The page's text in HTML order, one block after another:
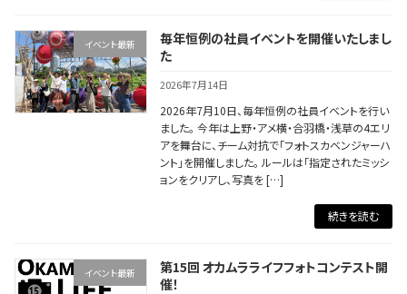
イベント最新
毎年恒例の社員イベントを開催いたしまし
た
2026年7月14日
2026年7月10日、毎年恒例の社員イベントを行い
ました。 今年は上野・アメ横・合羽橋・浅草の4エリ
アを舞台に、チーム対抗で「フォトスカベンジャーハ
ント」を開催しました。 ルールは「指定されたミッシ
ョンをクリアし、写真を […]
続きを読む
イベント最新
第15回 オカムラライフフォトコンテスト開
催！